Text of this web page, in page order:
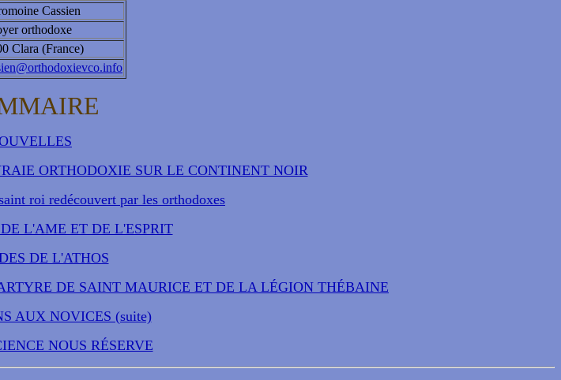
Cassien
orthodoxe
Clara (France)
ORTHODOXIE SUR LE CONTINENT NOIR
roi redécouvert par les orthodoxes
L'AME ET DE L'ESPRIT
DE L'ATHOS
DE SAINT MAURICE ET DE LA LÉGION THÉBAINE
AUX NOVICES (suite)
NOUS RÉSERVE